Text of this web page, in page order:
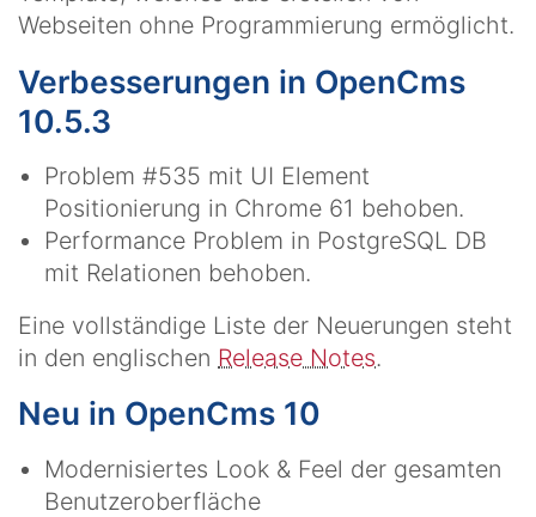
Webseiten ohne Programmierung ermöglicht.
Verbesserungen in OpenCms
10.5.3
Problem #535 mit UI Element
Positionierung in Chrome 61 behoben.
Performance Problem in PostgreSQL DB
mit Relationen behoben.
Eine vollständige Liste der Neuerungen steht
in den englischen Release Notes.
Neu in OpenCms 10
Modernisiertes Look & Feel der gesamten
Benutzeroberfläche